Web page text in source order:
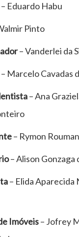
– Eduardo Habu
Pinto
– Vanderlei da
– Marcelo Cavadas
– Ana
– Rymon
– Alison Gonzaga
– Elida Aparecida
Imóveis– Jofrey